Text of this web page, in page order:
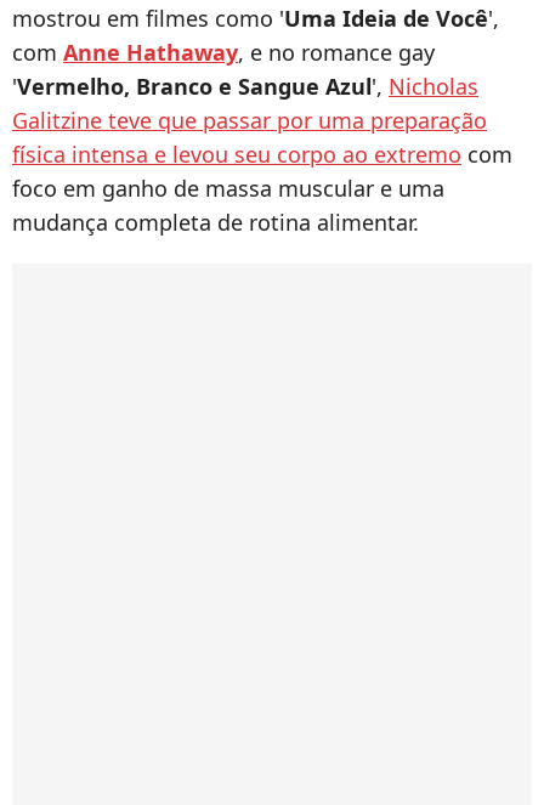
mostrou em filmes como 'Uma Ideia de Você',
com Anne Hathaway, e no romance gay
'Vermelho, Branco e Sangue Azul', Nicholas
Galitzine teve que passar por uma preparação
física intensa e levou seu corpo ao extremo com
foco em ganho de massa muscular e uma
mudança completa de rotina alimentar.